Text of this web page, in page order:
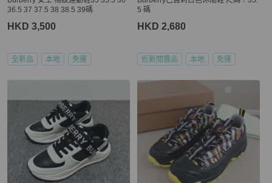
36.5 37 37.5 38 38.5 39碼
HKD 3,500
全新品 本地 免運
5 碼
HKD 2,680
近新閒置品 本地 免運